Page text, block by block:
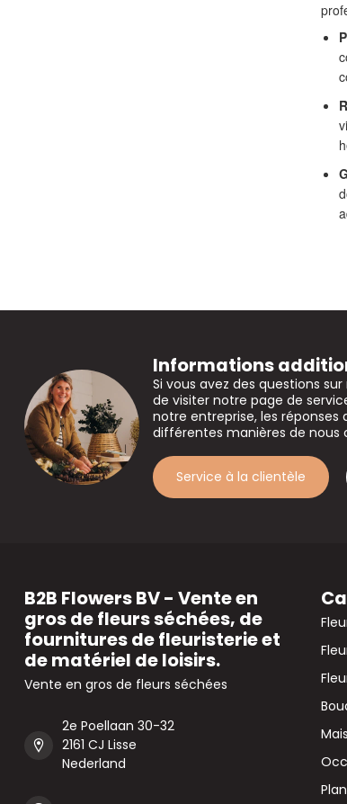
Informations
Si vous avez des questions
de visiter notre page de
notre entreprise, les
différentes manières de nous
Service à la clientèle
B2B Flowers BV - Vente en
gros de fleurs séchées, de
fournitures de fleuristerie et
de matériel de loisirs.
Vente en gros de fleurs séchées
2e Poellaan 30-32
2161 CJ Lisse
Nederland